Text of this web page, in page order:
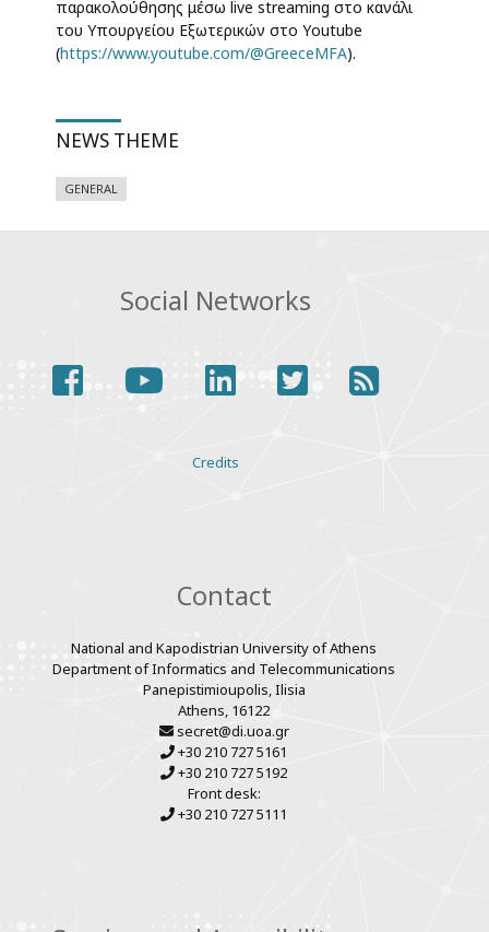
παρακολούθησης μέσω live streaming στο κανάλι
του Υπουργείου Εξωτερικών στο Υoutube
(https://www.youtube.com/@GreeceMFA).
NEWS THEME
GENERAL
Social Networks
facebookyoutubelinkedin
twitterrss
Credits
Contact
National and Kapodistrian University of Athens
Department of Informatics and Telecommunications
Panepistimioupolis, Ilisia
Athens, 16122
secret@di.uoa.gr
+30 210 727 5161
+30 210 727 5192
Front desk:
+30 210 727 5111